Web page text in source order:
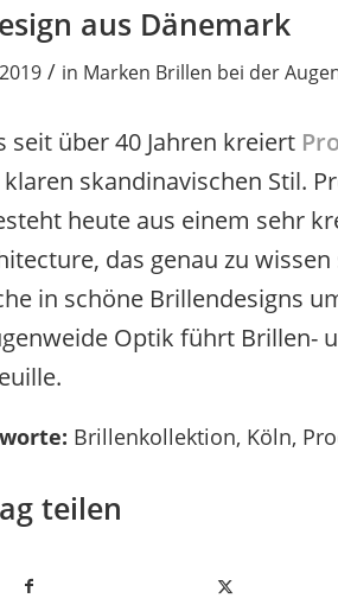
aus Dänemark
/ in Marken Brillen bei der
seit über 40 Jahren kreiert
skandinavischen Stil.
heute aus einem sehr
das genau zu
in schöne Brillendesigns
Optik führt Brillen-
Brillenkollektion, Köln,
teilen